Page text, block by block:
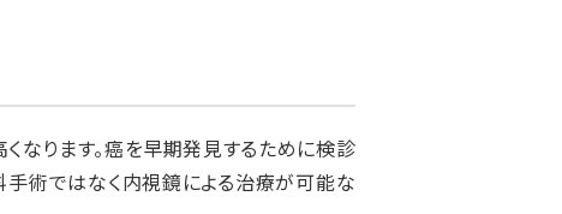
なります。癌を早期発見するために検診
手術ではなく内視鏡による治療が可能な